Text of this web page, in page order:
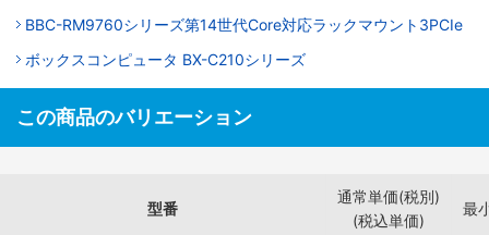
BBC-RM9760シリーズ第14世代Core対応ラックマウント3PCIe
ボックスコンピュータ BX-C210シリーズ
この商品のバリエーション
型番
通常単価(税別)
(税込単価)
最